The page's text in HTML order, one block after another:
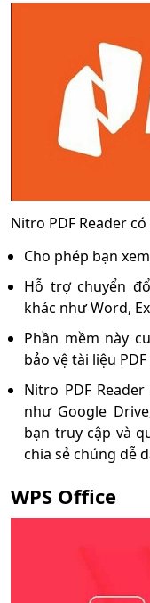
Nitro PDF Reader
Cho phép bạn
Hỗ trợ chuyển
khác như Word,
Phần mềm này
bảo vệ tài liệu
Nitro PDF
như Google
bạn truy cập và
chia sẻ chúng dễ
WPS Office